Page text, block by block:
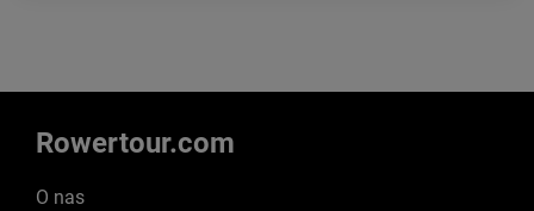
Rowertour.com
O nas